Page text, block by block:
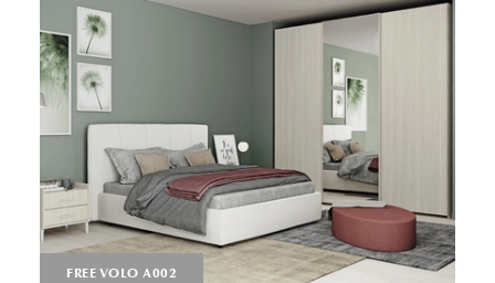
FREE VOLO A002